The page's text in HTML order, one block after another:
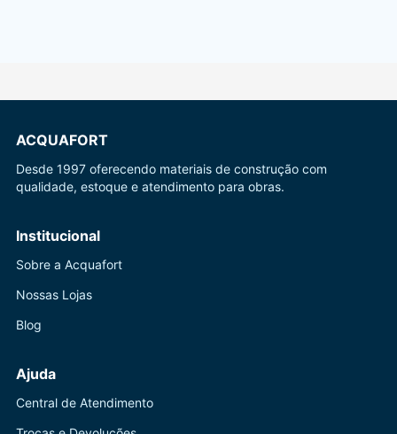
ACQUAFORT
Desde 1997 oferecendo materiais de construção com
qualidade, estoque e atendimento para obras.
Institucional
Sobre a Acquafort
Nossas Lojas
Blog
Ajuda
Central de Atendimento